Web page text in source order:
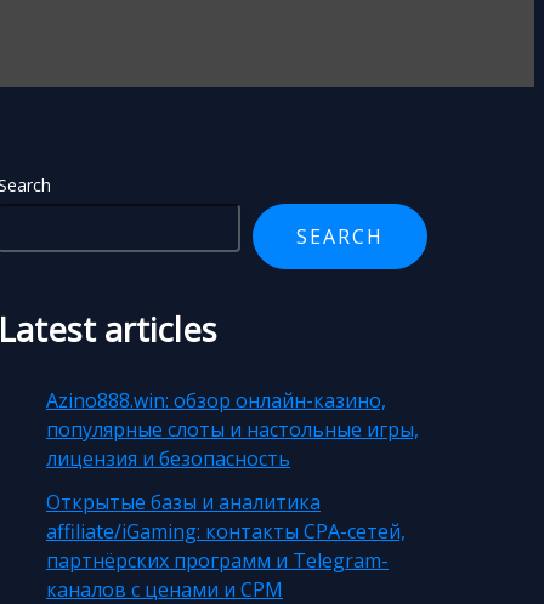
SEARCH
Latest articles
Azino888.win: обзор онлайн-казино,
популярные слоты и настольные игры,
лицензия и безопасность
Открытые базы и аналитика
affiliate/iGaming: контакты CPA-сетей,
партнёрских программ и Telegram-
каналов с ценами и CPM